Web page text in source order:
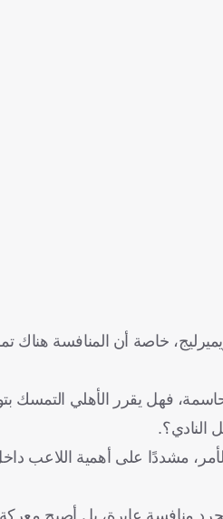
خاصة أن المنافسة
فهل يقرر الأهلي التمسك
النادي؟.
مشددًا على أهمية اللاعب
منافسة عابرة، بل أصبح معركة